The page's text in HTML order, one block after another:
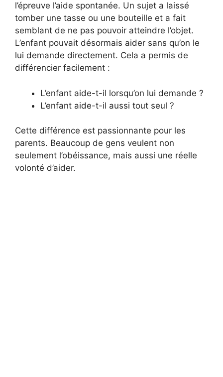
l’épreuve l’aide spontanée. Un sujet a laissé
tomber une tasse ou une bouteille et a fait
semblant de ne pas pouvoir atteindre l’objet.
L’enfant pouvait désormais aider sans qu’on le
lui demande directement. Cela a permis de
différencier facilement :
L’enfant aide-t-il lorsqu’on lui demande ?
L’enfant aide-t-il aussi tout seul ?
Cette différence est passionnante pour les
parents. Beaucoup de gens veulent non
seulement l’obéissance, mais aussi une réelle
volonté d’aider.